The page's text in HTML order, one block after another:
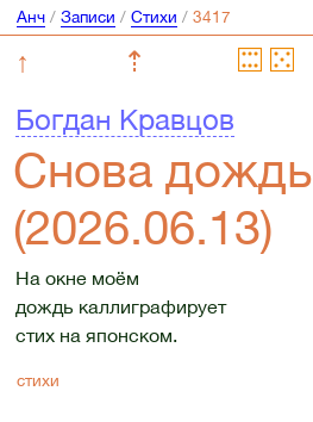
Анч/ Записи / Стихи /
↑
⇡
Богдан Кравцов
Снова дождь
(2026.06.13)
На окне моём
дождь каллиграфирует
стих на японском.
стихи